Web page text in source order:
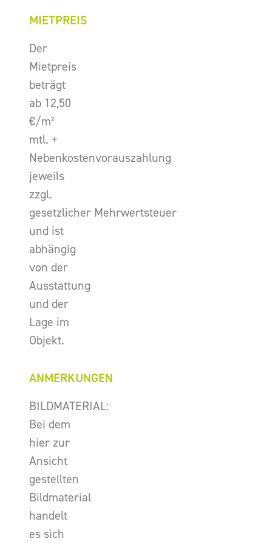
MIETPREIS
Der
Mietpreis
beträgt
ab 12,50
€/m²
mtl. +
Nebenkostenvorauszahlung
jeweils
zzgl.
gesetzlicher Mehrwertsteuer
und ist
abhängig
von der
Ausstattung
und der
Lage im
Objekt.
ANMERKUNGEN
BILDMATERIAL:
Bei dem
hier zur
Ansicht
gestellten
Bildmaterial
handelt
es sich